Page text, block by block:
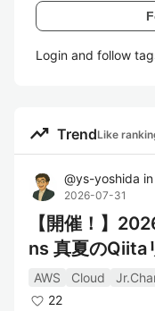
Login and follow
trending_up TrendLike
@ys-yoshida in
2026-07-31
【開催！】
ns 真夏のQiita
AWS Cloud
22